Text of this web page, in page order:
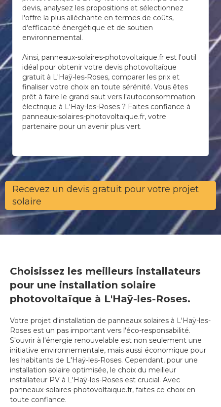
devis, analysez les propositions et sélectionnez
l'offre la plus alléchante en termes de coûts,
d'efficacité énergétique et de soutien
environnemental.
Ainsi, panneaux-solaires-photovoltaique.fr est l'outil
idéal pour obtenir votre devis photovoltaïque
gratuit à L'Haÿ-les-Roses, comparer les prix et
finaliser votre choix en toute sérénité. Vous êtes
prêt à faire le grand saut vers l'autoconsommation
électrique à L'Haÿ-les-Roses ? Faites confiance à
panneaux-solaires-photovoltaique.fr, votre
partenaire pour un avenir plus vert.
Recevez un devis gratuit pour votre projet
solaire
Choisissez les meilleurs installateurs
pour une installation solaire
photovoltaïque à L'Haÿ-les-Roses.
Votre projet d'installation de panneaux solaires à L'Haÿ-les-
Roses est un pas important vers l'éco-responsabilité.
S'ouvrir à l'énergie renouvelable est non seulement une
initiative environnementale, mais aussi économique pour
les habitants de L'Haÿ-les-Roses. Cependant, pour une
installation solaire optimisée, le choix du meilleur
installateur PV à L'Haÿ-les-Roses est crucial. Avec
panneaux-solaires-photovoltaique.fr, faites ce choix en
toute confiance.